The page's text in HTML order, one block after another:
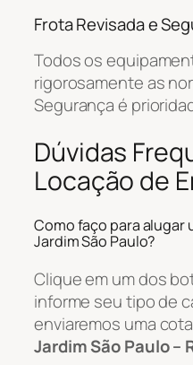
Frota Revisada e
Todos os
rigorosamente as
Segurança é
Dúvidas
Locação de
Como faço para alugar
Jardim São Paulo?
Clique em um dos
informe seu tipo de
enviaremos uma
Jardim São Paulo –